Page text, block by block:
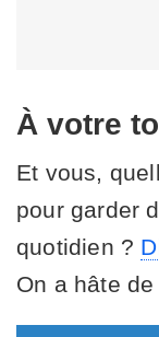
À votre
Et vous,
pour garder
quotidien ?
On a hâte